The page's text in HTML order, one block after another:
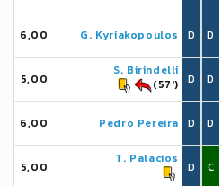
6,00 G. Kyriakopoulos D
5,00
S. Birindelli
(57')
D
6,00 Pedro Pereira D
5,00
T. Palacios
D
D
D
D
C